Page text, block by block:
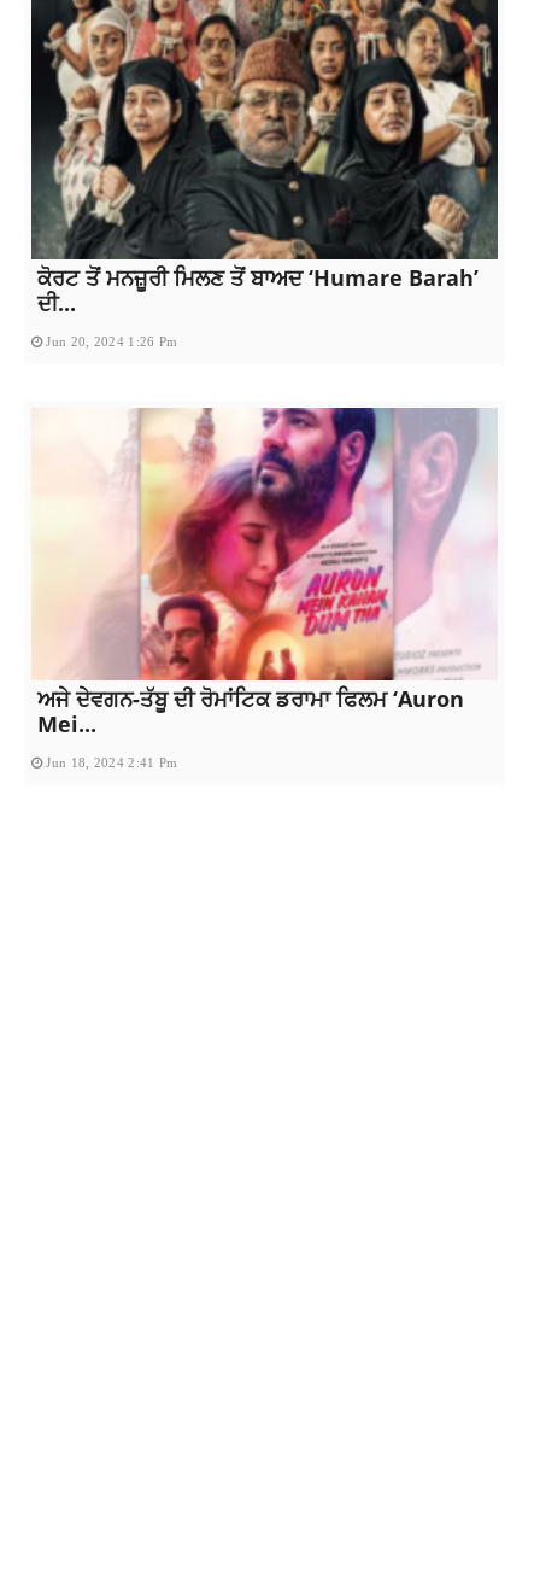
ਕੋਰਟ ਤੋਂ ਮਨਜ਼ੂਰੀ ਮਿਲਣ ਤੋਂ ਬਾਅਦ ‘Humare Barah’
ਦੀ...
Jun 20, 2024 1:26 Pm
ਅਜੇ ਦੇਵਗਨ-ਤੱਬੂ ਦੀ ਰੋਮਾਂਟਿਕ ਡਰਾਮਾ ਫਿਲਮ ‘Auron
Mei...
Jun 18, 2024 2:41 Pm